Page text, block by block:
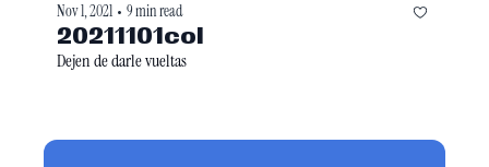
Nov 1, 2021 • 9 min read
20211101col
Dejen de darle vueltas